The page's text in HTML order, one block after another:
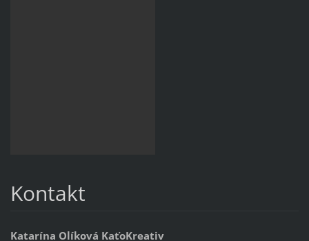
Kontakt
Katarína Olíková KaťoKreativ